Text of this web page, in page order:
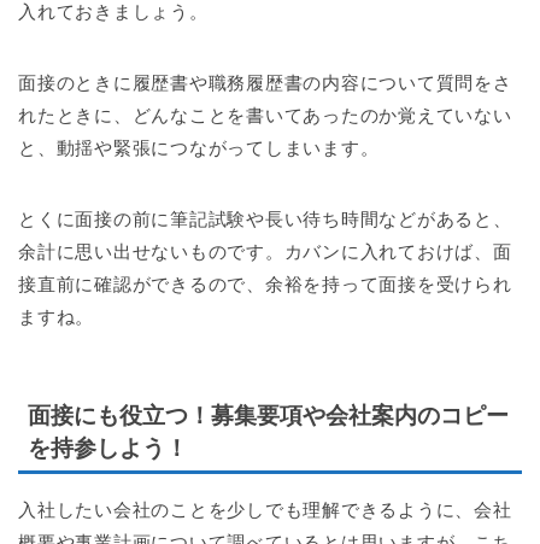
入れておきましょう。
面接のときに履歴書や職務履歴書の内容について質問をさ
れたときに、どんなことを書いてあったのか覚えていない
と、動揺や緊張につながってしまいます。
とくに面接の前に筆記試験や長い待ち時間などがあると、
余計に思い出せないものです。カバンに入れておけば、面
接直前に確認ができるので、余裕を持って面接を受けられ
ますね。
面接にも役立つ！募集要項や会社案内のコピー
を持参しよう！
入社したい会社のことを少しでも理解できるように、会社